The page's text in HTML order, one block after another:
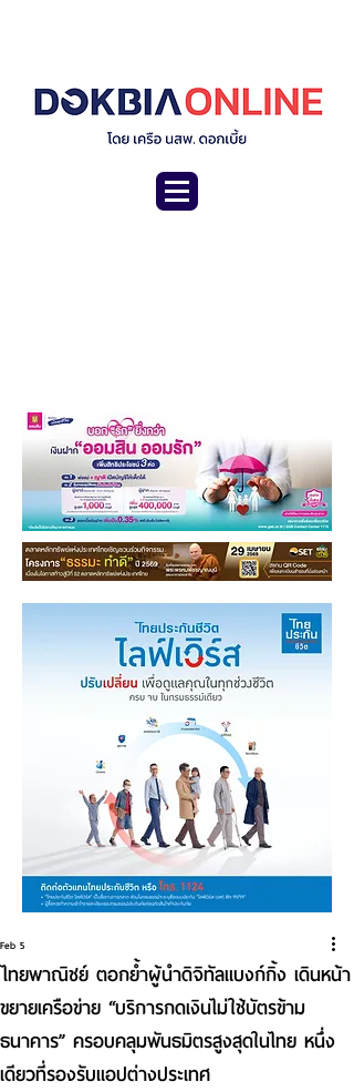
ไทยพาณิชย์ ตอกย้ำผู้นำดิจิทัลแบงก์กิ้ง เดินหน้า
ขยายเครือข่าย “บริการกดเงินไม่ใช้บัตรข้าม
ธนาคาร” ครอบคลุมพันธมิตรสูงสุดในไทย หนึ่ง
เดียวที่รองรับแอปต่างประเทศ
Feb 5